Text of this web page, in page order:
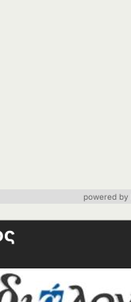
powered by